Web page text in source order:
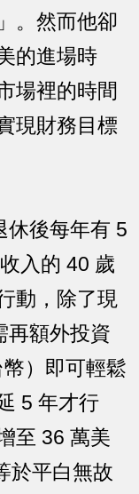
。然而他卻
的進場時
場裡的時間
現財務目標
休後每年有 5
入的 40 歲
動，除了現
再額外投資
）即可輕鬆
5 年才行
至 36 萬美
於平白無故